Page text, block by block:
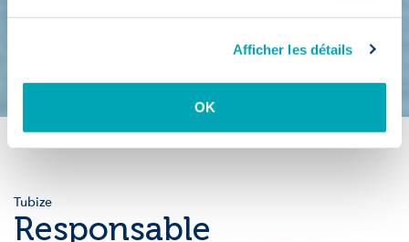
Afficher les détails
OK
Tubize
Responsable